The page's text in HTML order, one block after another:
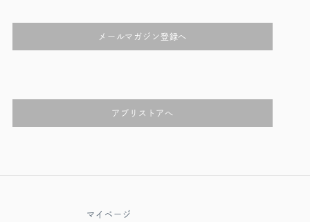
メールマガジン登録へ
アプリストアへ
マイページ